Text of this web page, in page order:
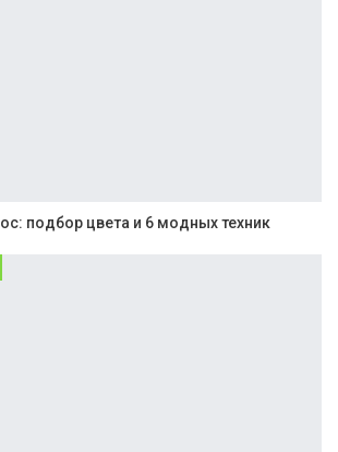
подбор цвета и 6 модных техник